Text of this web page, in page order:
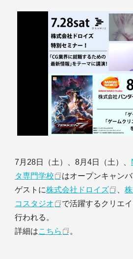
7月28日（土）、8月4日（土）、
タ専門学校
はオープンキャン
ゲストに株式会社ドロイズ
コスタジオ
で活躍するクリエ
行われる。
詳細はこちら 。